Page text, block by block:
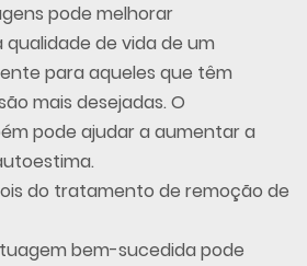
pode melhorar
de vida de um
para aqueles que têm
mais desejadas. O
pode ajudar a aumentar a
bem-sucedida pode